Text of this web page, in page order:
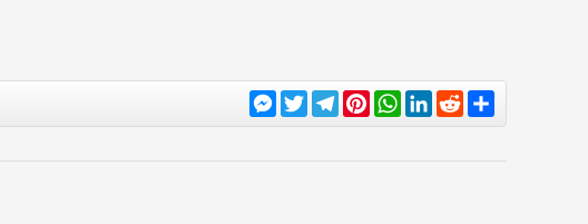
Messenger
TwitterTelegram
Pinterest
WhatsApp
LinkedIn
Reddit